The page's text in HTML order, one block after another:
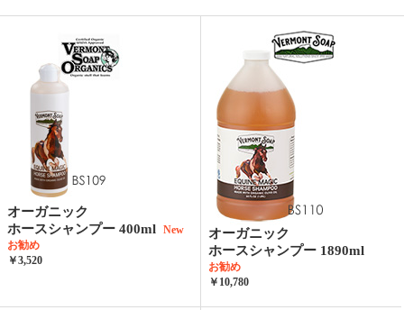
オーガニック
ホースシャンプー 400ml New
お勧め
￥3,520
オーガニック
ホースシャンプー 1890ml
お勧め
￥10,780